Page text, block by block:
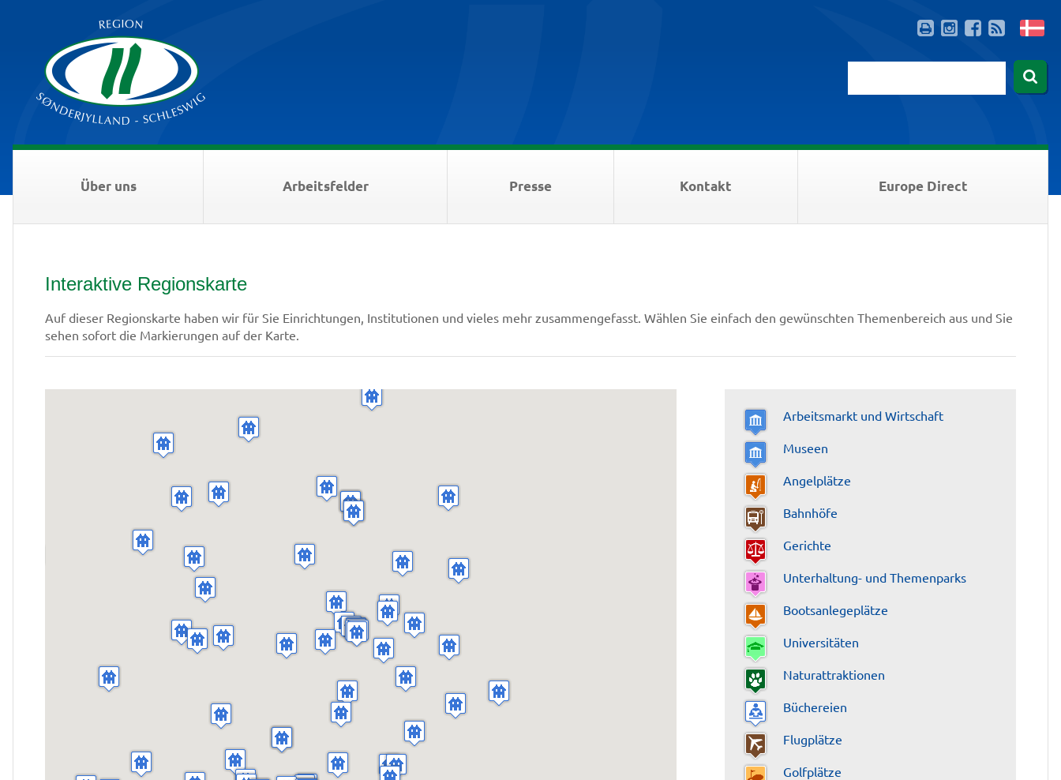
Über uns Arbeitsfelder Presse Kontakt Europe Direct
Interaktive Regionskarte
Auf dieser Regionskarte haben wir für Sie Einrichtungen, Institutionen und vieles mehr zusammengefasst. Wählen Sie einfach den gewünschten Themenbereich aus und Sie
sehen sofort die Markierungen auf der Karte.
Arbeitsmarkt und Wirtschaft
Museen
Angelplätze
Bahnhöfe
Gerichte
Unterhaltung- und Themenparks
Bootsanlegeplätze
Universitäten
Naturattraktionen
Büchereien
Flugplätze
Golfplätze